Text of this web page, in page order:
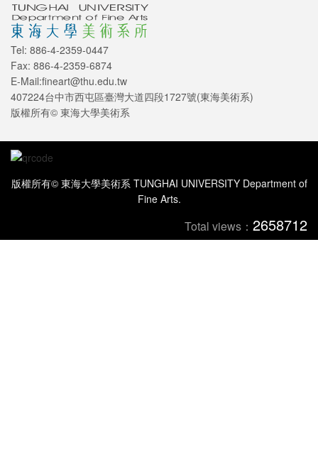
Tel: 886-4-2359-0447
Fax: 886-4-2359-6874
E-Mail:fineart@thu.edu.tw
407224台中市西屯區臺灣大道四段1727號(東海美術系)
版權所有© 東海大學美術系
版權所有© 東海大學美術系 TUNGHAI UNIVERSITY Department of
Fine Arts.
Total views： 2658712